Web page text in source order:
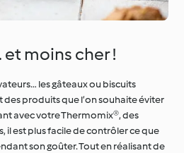
et moins cher !
les gâteaux ou biscuits
produits que l’on souhaite éviter
avec votre Thermomix®, des
il est plus facile de contrôler ce que
son goûter. Tout en réalisant de